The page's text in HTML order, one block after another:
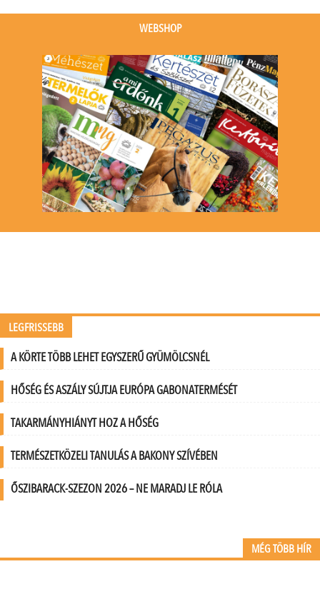
event)
WEBSHOP
LEGFRISSEBB
A KÖRTE TÖBB LEHET EGYSZERŰ GYÜMÖLCSNÉL
HŐSÉG ÉS ASZÁLY SÚJTJA EURÓPA GABONATERMÉSÉT
TAKARMÁNYHIÁNYT HOZ A HŐSÉG
TERMÉSZETKÖZELI TANULÁS A BAKONY SZÍVÉBEN
ŐSZIBARACK-SZEZON 2026 – NE MARADJ LE RÓLA
MÉG TÖBB HÍR